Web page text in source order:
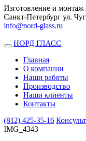
Изготовление и монтаж
Санкт-Петербург ул.
info@nord-glass.ru
Toggle
navigation
НОРД ГЛАСС
Главная
О компании
Наши работы
Производство
Наши клиенты
Контакты
(812) 425-35-16
IMG_4343